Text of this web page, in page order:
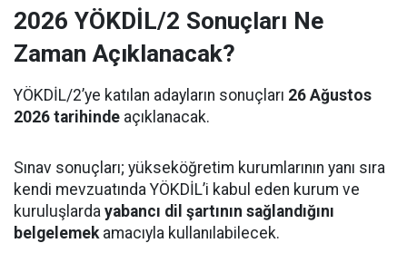
2026 YÖKDİL/2 Sonuçları Ne
Zaman Açıklanacak?
YÖKDİL/2’ye katılan adayların sonuçları 26 Ağustos
2026 tarihinde açıklanacak.
Sınav sonuçları; yükseköğretim kurumlarının yanı sıra
kendi mevzuatında YÖKDİL’i kabul eden kurum ve
kuruluşlarda yabancı dil şartının sağlandığını
belgelemekamacıyla kullanılabilecek.